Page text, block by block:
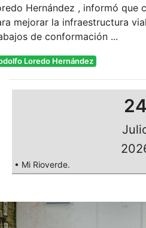
Hernández , informó que
mejorar la infraestructura
de conformación ...
Loredo Hernández
24
• Mi Rioverde.